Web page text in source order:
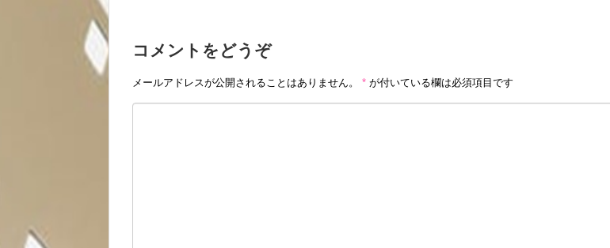
コメントをどうぞ
メールアドレスが公開されることはありません。 * が付いている欄は必須項目です